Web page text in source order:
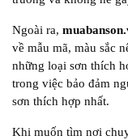
Ngoài ra,
về mẫu mã, màu sắc
những loại sơn thích
trong việc bảo đảm
sơn thích hợp nhất.
Khi muốn tìm nơi